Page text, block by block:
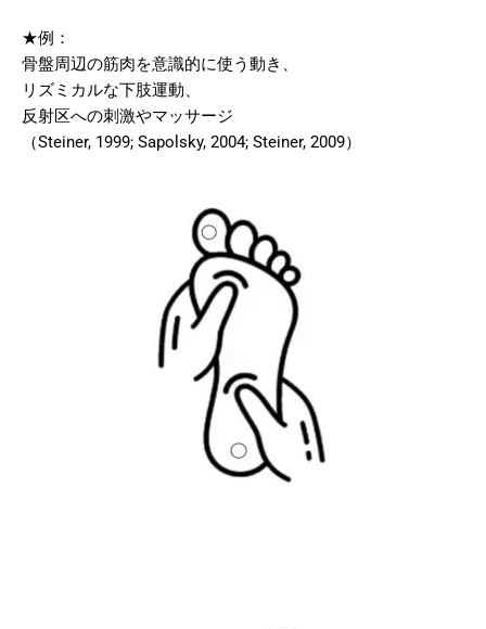
★例：
骨盤周辺の筋肉を意識的に使う動き、
リズミカルな下肢運動、
反射区への刺激やマッサージ
（Steiner, 1999; Sapolsky, 2004; Steiner, 2009）